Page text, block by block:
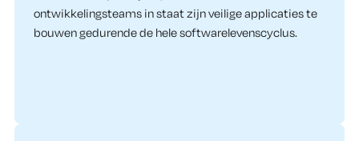
ontwikkelingsteams in staat zijn veilige applicaties te
bouwen gedurende de hele softwarelevenscyclus.